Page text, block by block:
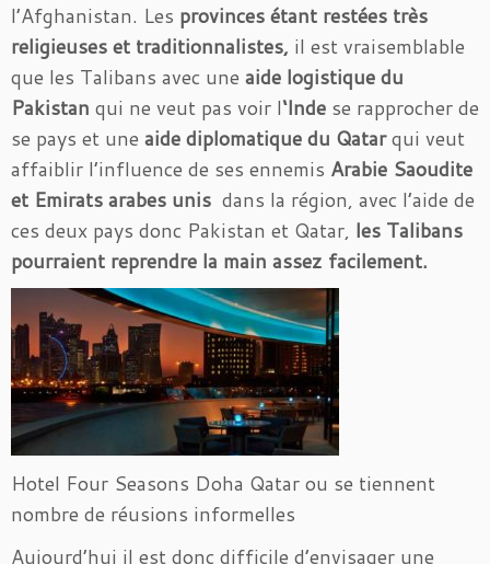
l’Afghanistan. Les provinces étant restées très
religieuses et traditionnalistes, il est vraisemblable
que les Talibans avec une aide logistique du
Pakistan qui ne veut pas voir l‘Inde se rapprocher de
se pays et une aide diplomatique du Qatarqui veut
affaiblir l’influence de ses ennemis Arabie Saoudite
et Emirats arabes unis dans la région, avec l’aide de
ces deux pays donc Pakistan et Qatar, les Talibans
pourraient reprendre la main assez facilement.
Hotel Four Seasons Doha Qatar ou se tiennent
nombre de réusions informelles
Aujourd’hui il est donc difficile d’envisager une